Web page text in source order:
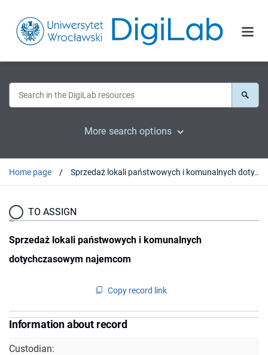
More search options
Home page Sprzedaż lokali państwowych i komunalnych dotychczasowym najemcom
TO ASSIGN
Sprzedaż lokali państwowych i komunalnych
dotychczasowym najemcom
Copy record link
Information about record
Custodian: